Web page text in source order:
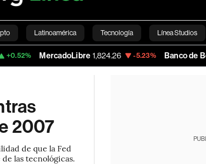
Latinoamérica Tecnología Línea Studios
vida Mundo Videos English
1,824.26 -5.23% Banco de Bogota
2007
de que la Fed
las tecnológicas.